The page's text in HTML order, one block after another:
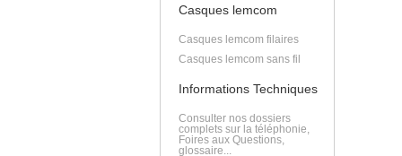
Casques lemcom
Casques lemcom filaires
Casques lemcom sans fil
Informations Techniques
Consulter nos dossiers
complets sur la téléphonie,
Foires aux Questions,
glossaire...